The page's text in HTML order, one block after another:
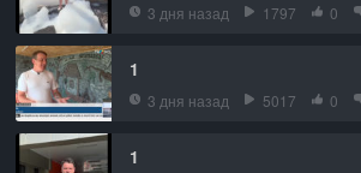
3 дня назад 1797 0
1
3 дня назад 5017 0
1